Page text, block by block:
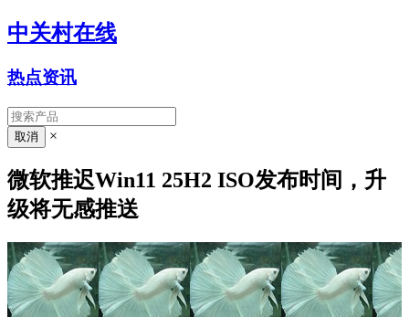
中关村在线
热点资讯
×
微软推迟Win11 25H2 ISO发布时间，升
级将无感推送